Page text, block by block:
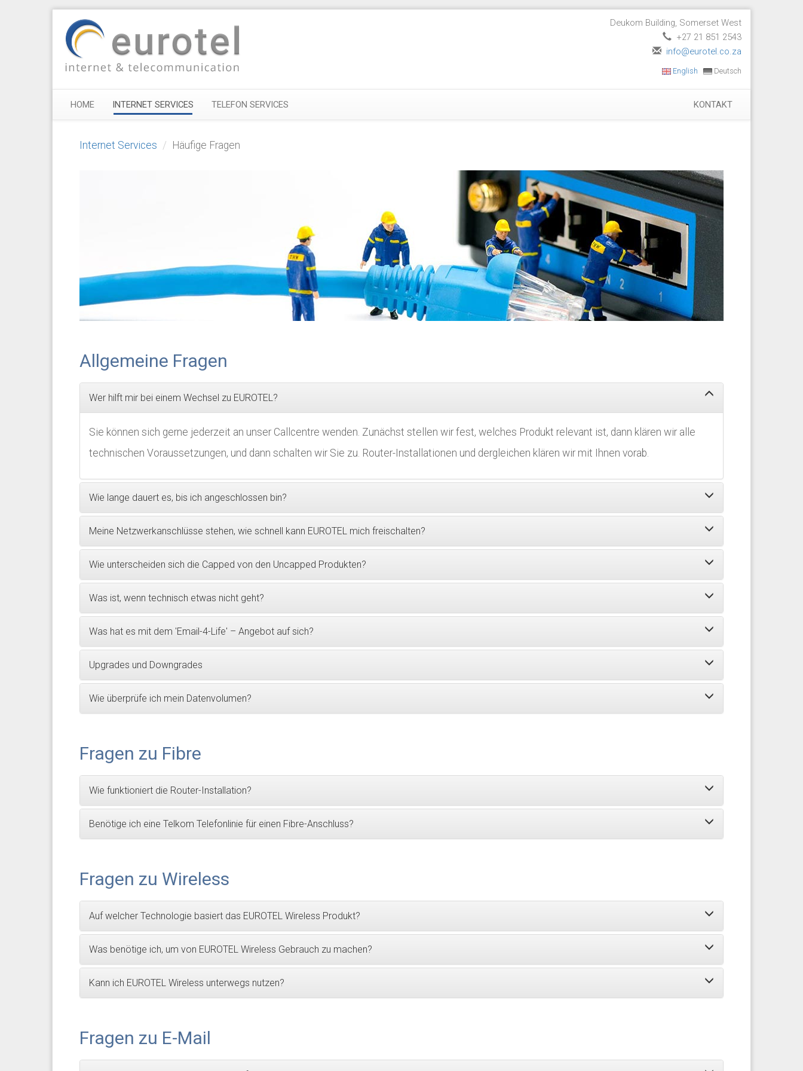
Deukom Building, Somerset West
+27 21 851 2543
info@eurotel.co.za
English Deutsch
HOME INTERNET SERVICES TELEFON SERVICES KONTAKT
Internet Services Häufige Fragen
Allgemeine Fragen
Wer hilft mir bei einem Wechsel zu EUROTEL?
Sie können sich gerne jederzeit an unser Callcentre wenden. Zunächst stellen wir fest, welches Produkt relevant ist, dann klären wir alle
technischen Voraussetzungen, und dann schalten wir Sie zu. Router-Installationen und dergleichen klären wir mit Ihnen vorab.
Wie lange dauert es, bis ich angeschlossen bin?
Meine Netzwerkanschlüsse stehen, wie schnell kann EUROTEL mich freischalten?
Wie unterscheiden sich die Capped von den Uncapped Produkten?
Was ist, wenn technisch etwas nicht geht?
Was hat es mit dem 'Email-4-Life' – Angebot auf sich?
Upgrades und Downgrades
Wie überprüfe ich mein Datenvolumen?
Fragen zu Fibre
Wie funktioniert die Router-Installation?
Benötige ich eine Telkom Telefonlinie für einen Fibre-Anschluss?
Fragen zu Wireless
Auf welcher Technologie basiert das EUROTEL Wireless Produkt?
Was benötige ich, um von EUROTEL Wireless Gebrauch zu machen?
Kann ich EUROTEL Wireless unterwegs nutzen?
Fragen zu E-Mail